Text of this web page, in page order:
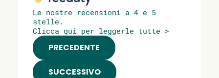
Le nostre recensioni a 4 e 5
stelle.
Clicca qui per leggerle tutte >
PRECEDENTE
SUCCESSIVO